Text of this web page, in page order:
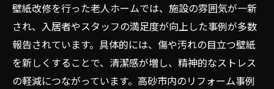
壁紙改修を行った老人ホームでは、施設の雰囲気が一新
され、入居者やスタッフの満足度が向上した事例が多数
報告されています。具体的には、傷や汚れの目立つ壁紙
を新しくすることで、清潔感が増し、精神的なストレス
の軽減につながっています。高砂市内のリフォーム事例